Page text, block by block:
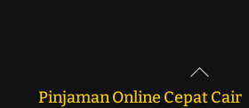
Pinjaman Online Cepat Cair
Back
To